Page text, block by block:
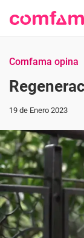
Comfama opina
19 de Enero 2023